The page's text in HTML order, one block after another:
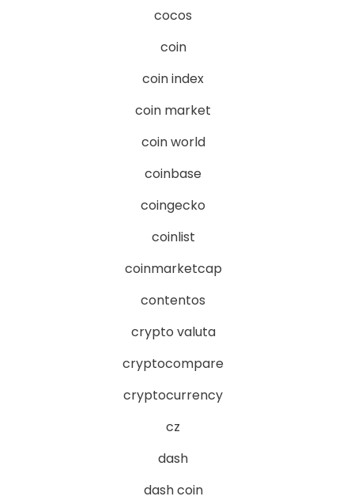
cocos
coin
coin index
coin market
coin world
coinbase
coingecko
coinlist
coinmarketcap
contentos
crypto valuta
cryptocompare
cryptocurrency
cz
dash
dash coin